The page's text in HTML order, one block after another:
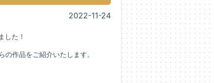
2022-11-24
した！
の作品をご紹介いたします。